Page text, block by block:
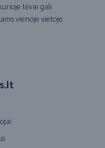
tėvai gali
vienoje vietoje.